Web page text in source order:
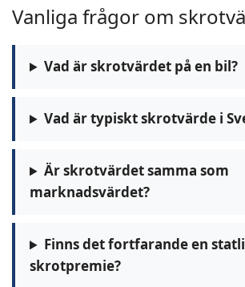
Vanliga frågor om
Vad är skrotvärdet på en bil?
Vad är typiskt skrotvärde i
Är skrotvärdet samma som
marknadsvärdet?
Finns det fortfarande en
skrotpremie?